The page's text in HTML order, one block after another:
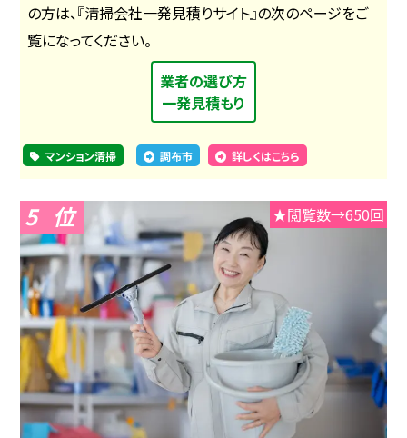
の方は、『清掃会社一発見積りサイト』の次のページをご
覧になってください。
業者の選び方
一発見積もり
マンション清掃 調布市 詳しくはこちら
5 ★閲覧数→650回